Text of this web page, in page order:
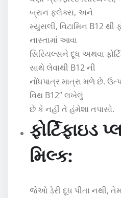
બ્રાન ફ્લેક્સ, અને
મ્યુસલી, વિટામિન B12 થી
નાસ્તામાં આવા
સિરિયલ્સને દૂધ અથવા
સાથે લેવાથી B12 ની
નોંધપાત્ર માત્રા મળે છે.
વિથ B12” લખેલું
છે કે નહીં તે હંમેશા તપાસો.
ફોર્ટિફાઇડ
મિલ્ક:
જેઓ ડેરી દૂધ પીતા નથી,